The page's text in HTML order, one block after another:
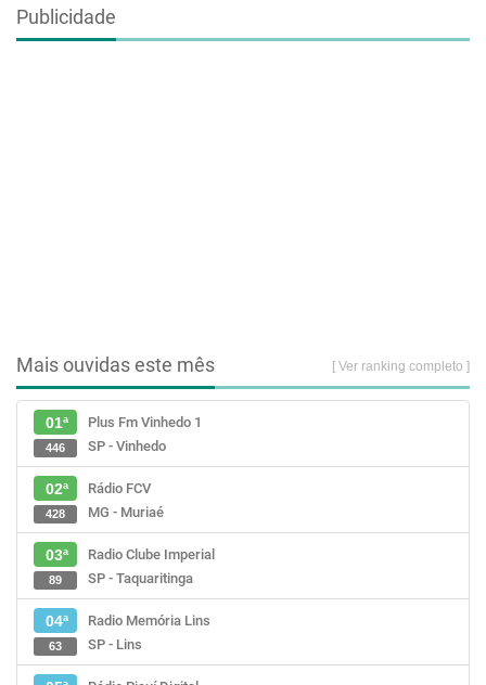
Publicidade
Mais ouvidas este mês [ Ver ranking completo ]
01ª
Plus Fm Vinhedo 1
SP - Vinhedo
446
02ª
Rádio FCV
MG - Muriaé
428
03ª
Radio Clube Imperial
SP - Taquaritinga
89
04ª
Radio Memória Lins
SP - Lins
63